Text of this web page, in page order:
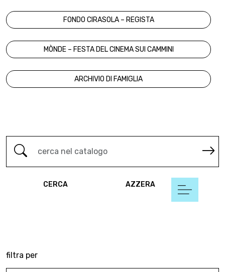
FONDO CIRASOLA – REGISTA
MÒNDE – FESTA DEL CINEMA SUI CAMMINI
ARCHIVIO DI FAMIGLIA
CERCA AZZERA
filtra per